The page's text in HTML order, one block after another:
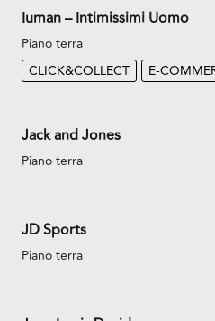
Iuman – Intimissimi Uomo
Piano terra
CLICK&COLLECT
E-
Jack and Jones
Piano terra
JD Sports
Piano terra